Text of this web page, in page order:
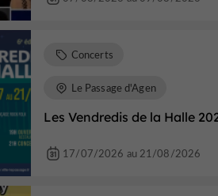
Les Vendredis de la Halle
Concerts
Le Passage d'Agen
17/07/2026 au 21/08/2026